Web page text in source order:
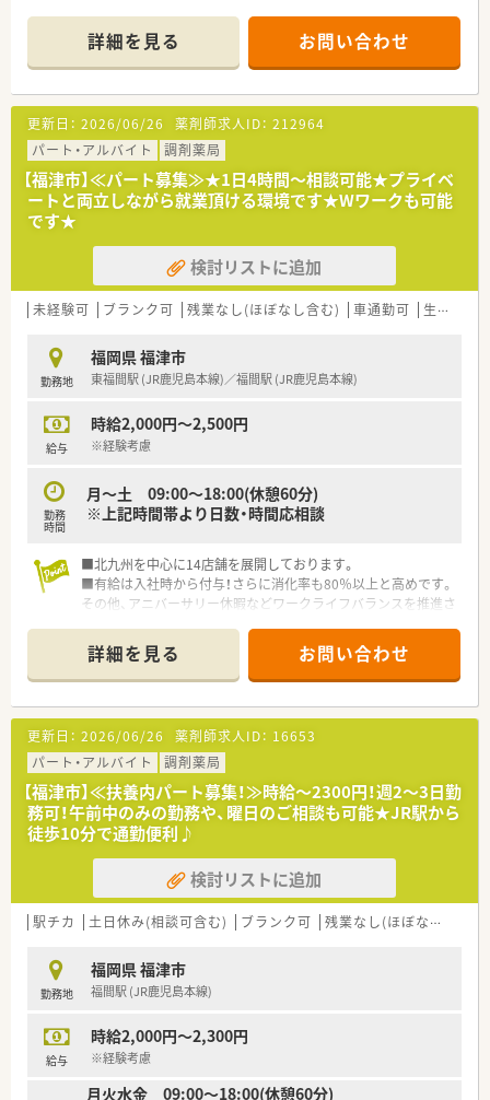
■異動は、基本転居を伴わない異動となります。九州から関東へ
など転居を伴う異動がないので、地域に根付いた勤務が可能で
す。
＜スキルアップ・キャリアアップできる環境＞
■麻薬の取り扱いが多い店舗やカテーテル・ポンプ処方を行って
いる店舗もあります。
緩和ケアの資格を持っている薬剤師が2名（調剤薬局勤務薬剤師
54名）在籍しており、患者様に寄り添った仕事を経験することが
できます。
管理の研修を受けることができます。
■薬剤師から営業職など社内でのジョブチェンジも相談の上可
能です。
■企業・官公庁出身の未経験の方や、病院出身の方も多数活躍し
＜こんな薬局です＞
■外科・小児科・皮膚科を応需しており、個人～施設在宅もござい
■お車での通勤が便利な立地です。
■薬剤師は正社員1名と派遣薬剤師1名の常時2名体制で業務に
あたっています。
【募集背景と求める人物像について】
■今回は欠員補充のため、地域医療に貢献したい薬剤師の方を募
集しています。
■全国的にも有名な皮膚科の門前薬局で、専門性を高めたい方を
歓迎します。
■ドクターや医療事務も含め、全スタッフと良好な関係を築ける
方を求めています。
【職場環境と雰囲気】
■福岡県を中心に22店舗を展開しており、地域に根差した薬局
運営を行っています。
■ドクターの開業支援から携わっているため、クリニックとの関
■平均年齢は42歳でベテラン薬剤師が多く、女性が多い活気あ
る職場です。
■ドクターとの良好な関係性により、疑義照会がしやすく働きや
すい現場です。
わせた就業が可能です。
■かかりつけ薬剤師等のノルマがないため、患者様への対応に集
中できます。
詳細を見る お問い合わせ
更新日： 2026/06/26 薬剤師求人ID： 212964
パート・アルバイト
調剤薬局
【福津市】≪パート募集≫★1日4時間～相談可能★プライベ
ートと両立しながら就業頂ける環境です★Wワークも可能
です★
検討リストに追加
未経験可 ブランク可 残業なし(ほぼなし含む) 車通勤可 生活環境充実
勤務地
福岡県 福津市
東福間駅 (JR鹿児島本線)／福間駅 (JR鹿児島本線)
給与
時給2,000円～2,500円
※経験考慮
勤務
時間
月～土 09:00～18:00(休憩60分)
※上記時間帯より日数・時間応相談
■北九州を中心に14店舗を展開しております。
■有給は入社時から付与！さらに消化率も80％以上と高めです。
その他、アニバーサリー休暇などワークライフバランスを推進さ
■IT化も積極的に進めており、過誤防止・効率化に力を入れてお
ります。薬剤師本来の業務に集中できる環境です。
詳細を見る お問い合わせ
更新日： 2026/06/26 薬剤師求人ID： 16653
パート・アルバイト
調剤薬局
【福津市】≪扶養内パート募集！≫時給～2300円！週2～3日勤
務可！午前中のみの勤務や、曜日のご相談も可能★JR駅から
徒歩10分で通勤便利♪
検討リストに追加
駅チカ 土日休み(相談可含む) ブランク可 残業なし(ほぼなし含む)
勤務地
福岡県 福津市
福間駅 (JR鹿児島本線)
給与
時給2,000円～2,300円
※経験考慮
月火水金 09:00～18:00(休憩60分)